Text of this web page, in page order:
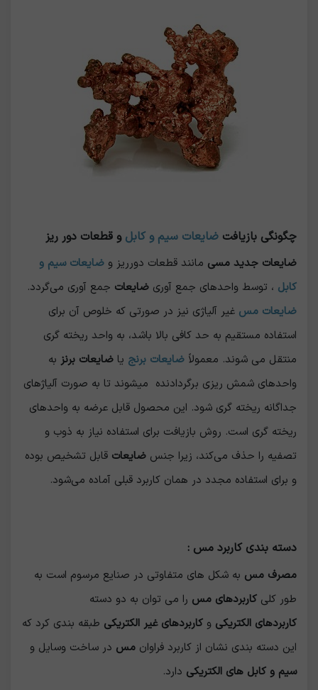
چگونگی بازیافت ضایعات سیم و کابل و قطعات دور ریز
ضایعات جدید مسی مانند قطعات دورریز و ضایعات سیم و
کابل ، توسط واحدهای جمع‌ آوری ضایعات جمع‌ آوری می‌گردد.
ضایعات مس غیر آلیاژی نیز در صورتی که خلوص آن برای
استفاده مستقیم به حد کافی بالا باشد، به واحد ریخته‌ گری
منتقل می شوند. معمولاً ضایعات برنج یا ضایعات برنز به
واحدهای شمش ریزی برگردادنده میشوند تا به صورت آلیاژهای
جداگانه ریخته گری شود. این محصول قابل عرضه به واحدهای
ریخته گری است. روش بازیافت برای استفاده نیاز به ذوب و
تصفیه را حذف می‌کند، زیرا جنس ضایعات قابل تشخیص بوده
و برای استفاده مجدد در همان کاربرد قبلی آماده می‌شود.
دسته بندی کاربرد مس :
مصرف مس به شکل های متفاوتی در صنایع مرسوم است به
طور کلی کاربردهای مس را می توان به دو دسته
کاربردهای الکتریکی و کاربردهای غیر الکتریکی طبقه بندی کرد که
این دسته بندی نشان از کاربرد فراوان مس در ساخت وسایل و
سیم و کابل های الکتریکی دارد.